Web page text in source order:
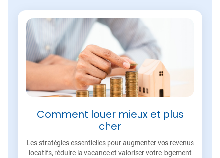
Comment louer mieux et plus
cher
Les stratégies essentielles pour augmenter vos revenus
locatifs, réduire la vacance et valoriser votre logement